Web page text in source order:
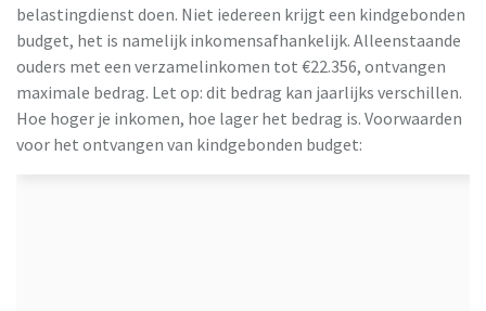
belastingdienst doen. Niet iedereen krijgt een kindgebonden
budget, het is namelijk inkomensafhankelijk. Alleenstaande
ouders met een verzamelinkomen tot €22.356, ontvangen
maximale bedrag. Let op: dit bedrag kan jaarlijks verschillen.
Hoe hoger je inkomen, hoe lager het bedrag is. Voorwaarden
voor het ontvangen van kindgebonden budget: